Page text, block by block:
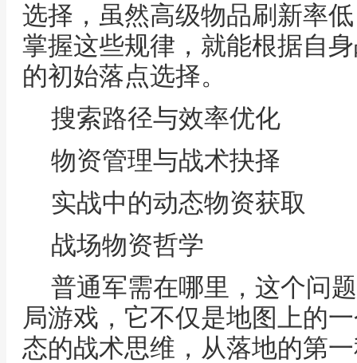
选择，虽然高级物品刷新率
掌握这些规律，就能根据自
的初始落点选择。
搜索路径与效率优化
物资管理与战术抉择
实战中的动态物资获取
战场物资哲学
普通军需在哪里，这个问
局游戏，它不仅是地图上的
态的战术思维，从落地的第